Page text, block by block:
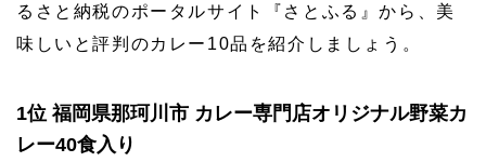
るさと納税のポータルサイト『さとふる』から、美
味しいと評判のカレー10品を紹介しましょう。
1位 福岡県那珂川市 カレー専門店オリジナル野菜カ
レー40食入り